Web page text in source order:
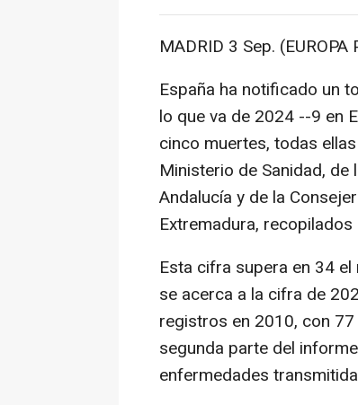
MADRID 3 Sep. (EUROPA
España ha notificado un
lo que va de 2024 --9 en
cinco muertes, todas
Ministerio de Sanidad, de
Andalucía y de la
Extremadura,
Esta cifra supera en 34
se acerca a la cifra de
registros en 2010, con
segunda parte del
enfermedades